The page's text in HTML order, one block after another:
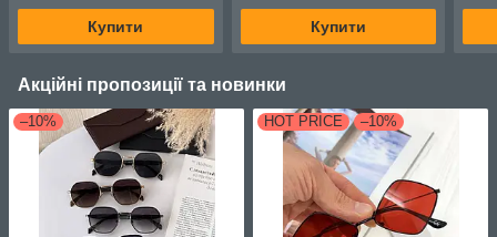
Купити Купити
Акційні пропозиції та новинки
–10% HOT PRICE –10%